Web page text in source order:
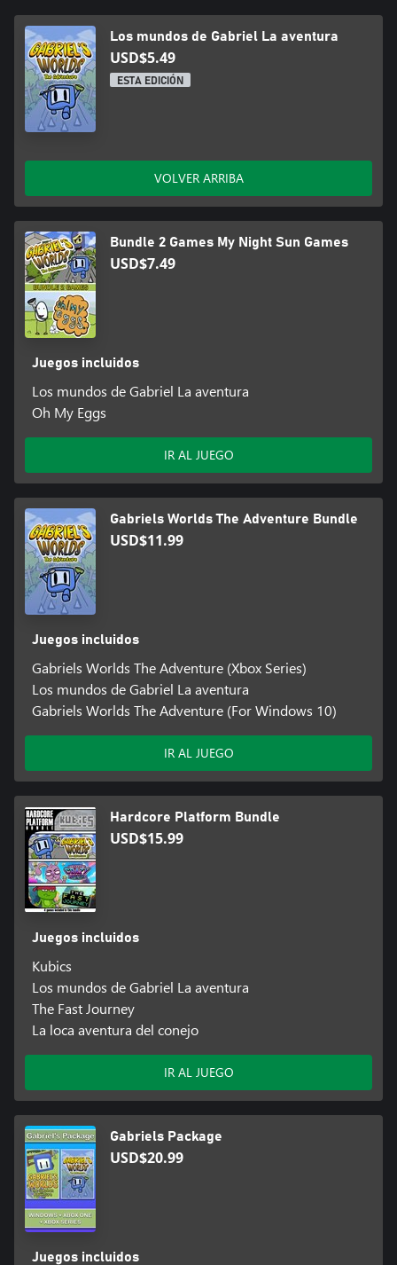
Los mundos de Gabriel La aventura
USD$5.49
ESTA EDICIÓN
VOLVER ARRIBA
Bundle 2 Games My Night Sun Games
USD$7.49
Juegos incluidos
Los mundos de Gabriel La aventura
Oh My Eggs
IR AL JUEGO
Gabriels Worlds The Adventure Bundle
USD$11.99
Juegos incluidos
Gabriels Worlds The Adventure (Xbox Series)
Los mundos de Gabriel La aventura
Gabriels Worlds The Adventure (For Windows 10)
IR AL JUEGO
Hardcore Platform Bundle
USD$15.99
Juegos incluidos
Kubics
Los mundos de Gabriel La aventura
The Fast Journey
La loca aventura del conejo
IR AL JUEGO
Gabriels Package
USD$20.99
Juegos incluidos